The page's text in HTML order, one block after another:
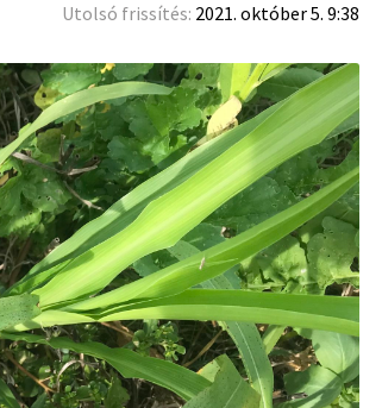
Utolsó frissítés: 2021. október 5. 9:38